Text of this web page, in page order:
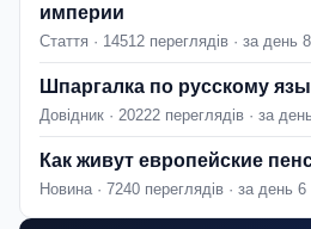
империи
Стаття · 14512 переглядів · за день
Шпаргалка по русскому
Довідник · 20222 переглядів · за
Как живут европейские
Новина · 7240 переглядів · за день 6